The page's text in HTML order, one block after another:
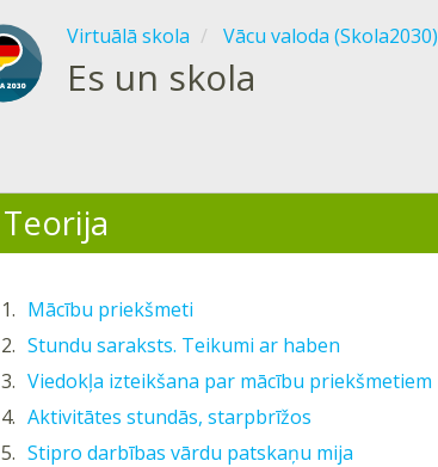
Virtuālā skola Vācu valoda (Skola2030)
Es un skola
Teorija
1. Mācību priekšmeti
2. Stundu saraksts. Teikumi ar haben
3. Viedokļa izteikšana par mācību priekšmetiem
4. Aktivitātes stundās, starpbrīžos
5. Stipro darbības vārdu patskaņu mija